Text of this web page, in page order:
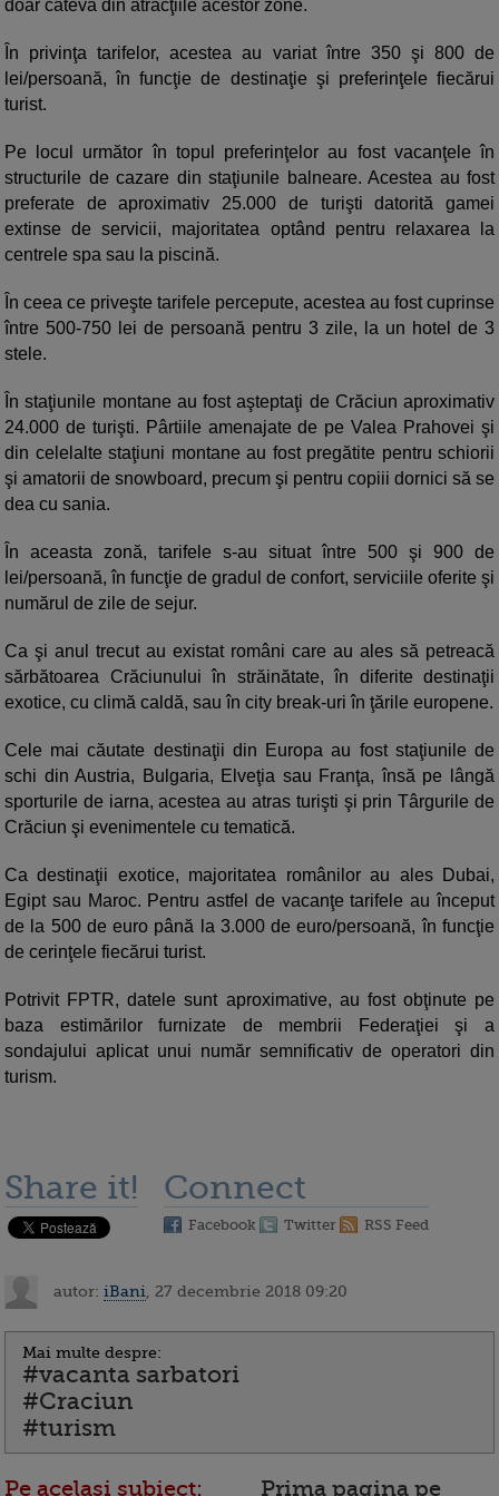
doar câteva din atracţiile acestor zone.
În privinţa tarifelor, acestea au variat între 350 şi 800 de
lei/persoană, în funcţie de destinaţie şi preferinţele fiecărui
turist.
Pe locul următor în topul preferinţelor au fost vacanţele în
structurile de cazare din staţiunile balneare. Acestea au fost
preferate de aproximativ 25.000 de turişti datorită gamei
extinse de servicii, majoritatea optând pentru relaxarea la
centrele spa sau la piscină.
În ceea ce priveşte tarifele percepute, acestea au fost cuprinse
între 500-750 lei de persoană pentru 3 zile, la un hotel de 3
stele.
În staţiunile montane au fost aşteptaţi de Crăciun aproximativ
24.000 de turişti. Pârtiile amenajate de pe Valea Prahovei şi
din celelalte staţiuni montane au fost pregătite pentru schiorii
şi amatorii de snowboard, precum şi pentru copiii dornici să se
dea cu sania.
În aceasta zonă, tarifele s-au situat între 500 şi 900 de
lei/persoană, în funcţie de gradul de confort, serviciile oferite şi
numărul de zile de sejur.
Ca şi anul trecut au existat români care au ales să petreacă
sărbătoarea Crăciunului în străinătate, în diferite destinaţii
exotice, cu climă caldă, sau în city break-uri în ţările europene.
Cele mai căutate destinaţii din Europa au fost staţiunile de
schi din Austria, Bulgaria, Elveţia sau Franţa, însă pe lângă
sporturile de iarna, acestea au atras turişti şi prin Târgurile de
Crăciun şi evenimentele cu tematică.
Ca destinaţii exotice, majoritatea românilor au ales Dubai,
Egipt sau Maroc. Pentru astfel de vacanţe tarifele au început
de la 500 de euro până la 3.000 de euro/persoană, în funcţie
de cerinţele fiecărui turist.
Potrivit FPTR, datele sunt aproximative, au fost obţinute pe
baza estimărilor furnizate de membrii Federaţiei şi a
sondajului aplicat unui număr semnificativ de operatori din
turism.
Share it! Connect
Facebook Twitter RSS Feed
autor: iBani , 27 decembrie 2018 09:20
Mai multe despre:
#vacanta sarbatori
#Craciun
#turism
Pe acelasi subiect:
Prima pagina pe